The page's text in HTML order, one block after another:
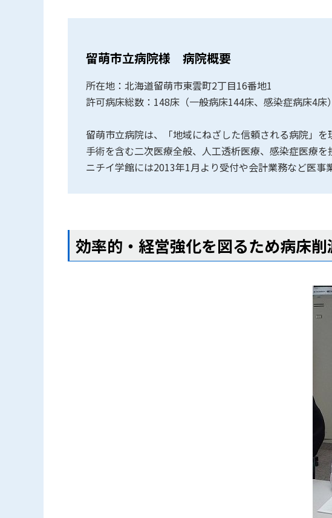
留萌市立病院様 病院概要
所在地：北海道留萌市東雲町2丁目16番地1
許可病床総数：148床（一般病床144床、感染症病床4床）
留萌市立病院は、「地域にねざした信頼される病院」
手術を含む二次医療全般、人工透析医療、感染症医療を
ニチイ学館には2013年1月より受付や会計業務など医事
効率的・経営強化を図るため病床削